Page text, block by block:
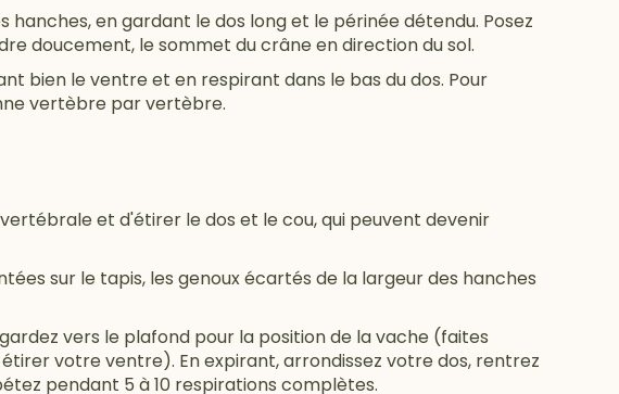
en gardant le dos long et le périnée détendu. Posez
doucement, le sommet du crâne en direction du sol.
bien le ventre et en respirant dans le bas du dos. Pour
vertèbre par vertèbre.
et d'étirer le dos et le cou, qui peuvent devenir
sur le tapis, les genoux écartés de la largeur des hanches
vers le plafond pour la position de la vache (faites
votre ventre). En expirant, arrondissez votre dos, rentrez
pendant 5 à 10 respirations complètes.